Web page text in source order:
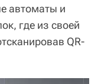
автоматы и
где из своей
QR-